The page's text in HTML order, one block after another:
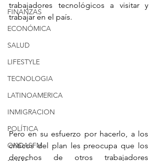
FINANZAS
ECONÓMICA
SALUD
LIFESTYLE
TECNOLOGIA
LATINOAMERICA
INMIGRACION
POLÍTICA
ONDASFM
trabajadores tecnológicos a visitar y
trabajar en el país.
Pero en su esfuerzo por hacerlo, a los
críticos del plan les preocupa que los
derechos de otros trabajadores